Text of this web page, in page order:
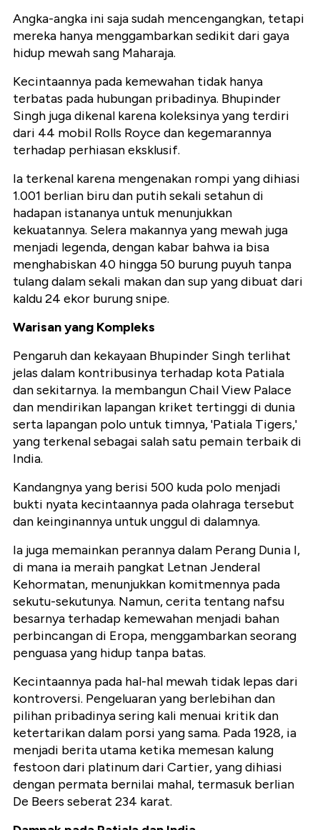
Angka-angka ini saja sudah mencengangkan, tetapi
mereka hanya menggambarkan sedikit dari gaya
hidup mewah sang Maharaja.
Kecintaannya pada kemewahan tidak hanya
terbatas pada hubungan pribadinya. Bhupinder
Singh juga dikenal karena koleksinya yang terdiri
dari 44 mobil Rolls Royce dan kegemarannya
terhadap perhiasan eksklusif.
Ia terkenal karena mengenakan rompi yang dihiasi
1.001 berlian biru dan putih sekali setahun di
hadapan istananya untuk menunjukkan
kekuatannya. Selera makannya yang mewah juga
menjadi legenda, dengan kabar bahwa ia bisa
menghabiskan 40 hingga 50 burung puyuh tanpa
tulang dalam sekali makan dan sup yang dibuat dari
kaldu 24 ekor burung snipe.
Warisan yang Kompleks
Pengaruh dan kekayaan Bhupinder Singh terlihat
jelas dalam kontribusinya terhadap kota Patiala
dan sekitarnya. Ia membangun Chail View Palace
dan mendirikan lapangan kriket tertinggi di dunia
serta lapangan polo untuk timnya, 'Patiala Tigers,'
yang terkenal sebagai salah satu pemain terbaik di
India.
Kandangnya yang berisi 500 kuda polo menjadi
bukti nyata kecintaannya pada olahraga tersebut
dan keinginannya untuk unggul di dalamnya.
Ia juga memainkan perannya dalam Perang Dunia I,
di mana ia meraih pangkat Letnan Jenderal
Kehormatan, menunjukkan komitmennya pada
sekutu-sekutunya. Namun, cerita tentang nafsu
besarnya terhadap kemewahan menjadi bahan
perbincangan di Eropa, menggambarkan seorang
penguasa yang hidup tanpa batas.
Kecintaannya pada hal-hal mewah tidak lepas dari
kontroversi. Pengeluaran yang berlebihan dan
pilihan pribadinya sering kali menuai kritik dan
ketertarikan dalam porsi yang sama. Pada 1928, ia
menjadi berita utama ketika memesan kalung
festoon dari platinum dari Cartier, yang dihiasi
dengan permata bernilai mahal, termasuk berlian
De Beers seberat 234 karat.